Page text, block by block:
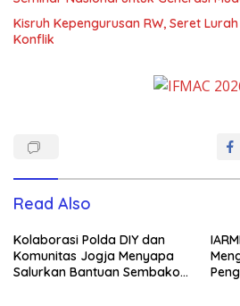
Kisruh Kepengurusan RW, Seret
Konflik
Read Also
Kolaborasi Polda DIY dan
Komunitas Jogja Menyapa
Salurkan Bantuan Sembako,